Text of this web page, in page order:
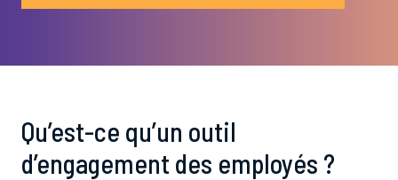
Qu’est-ce qu’un outil
d’engagement des employés ?